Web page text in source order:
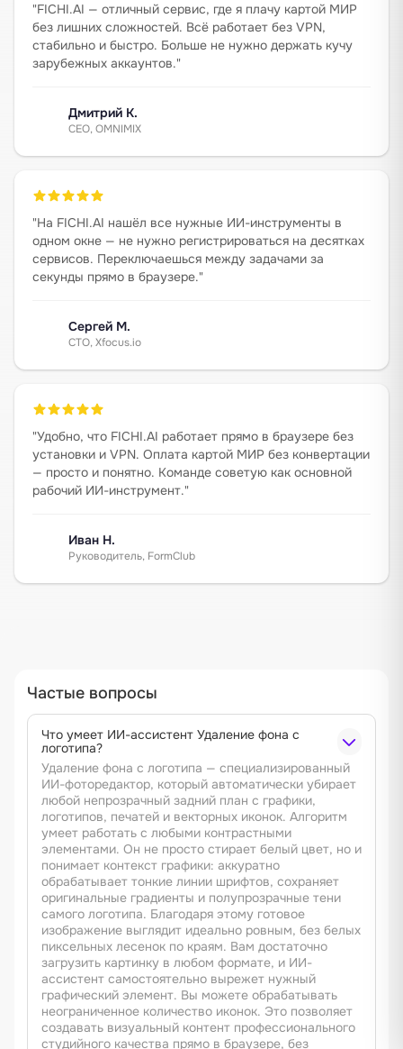
"FICHI.AI — отличный сервис, где я плачу картой МИР
без лишних сложностей. Всё работает без VPN,
стабильно и быстро. Больше не нужно держать кучу
зарубежных аккаунтов."
Дмитрий К.
CEO, OMNIMIX
"На FICHI.AI нашёл все нужные ИИ-инструменты в
одном окне — не нужно регистрироваться на десятках
сервисов. Переключаешься между задачами за
секунды прямо в браузере."
Сергей М.
CTO, Xfocus.io
"Удобно, что FICHI.AI работает прямо в браузере без
установки и VPN. Оплата картой МИР без конвертации
— просто и понятно. Команде советую как основной
рабочий ИИ-инструмент."
Иван Н.
Руководитель, FormClub
Частые вопросы
Что умеет ИИ-ассистент Удаление фона с
логотипа?
Удаление фона с логотипа — специализированный
ИИ-фоторедактор, который автоматически убирает
любой непрозрачный задний план с графики,
логотипов, печатей и векторных иконок. Алгоритм
умеет работать с любыми контрастными
элементами. Он не просто стирает белый цвет, но и
понимает контекст графики: аккуратно
обрабатывает тонкие линии шрифтов, сохраняет
оригинальные градиенты и полупрозрачные тени
самого логотипа. Благодаря этому готовое
изображение выглядит идеально ровным, без белых
пиксельных лесенок по краям. Вам достаточно
загрузить картинку в любом формате, и ИИ-
ассистент самостоятельно вырежет нужный
графический элемент. Вы можете обрабатывать
неограниченное количество иконок. Это позволяет
создавать визуальный контент профессионального
студийного качества прямо в браузере, без